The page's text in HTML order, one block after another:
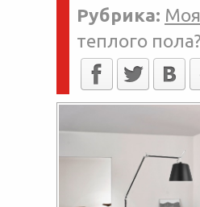
Рубрика: Моя
теплого пола?